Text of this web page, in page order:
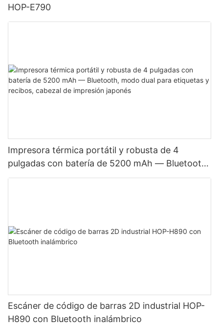
HOP-E790
Impresora térmica portátil y robusta de 4
pulgadas con batería de 5200 mAh — Bluetooth,
modo dual para etiquetas y recibos, cabezal de
Escáner de código de barras 2D industrial HOP-
H890 con Bluetooth inalámbrico